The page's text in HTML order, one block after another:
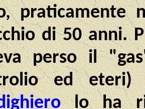
praticamente
di 50 anni.
perso il
ed
lo ha